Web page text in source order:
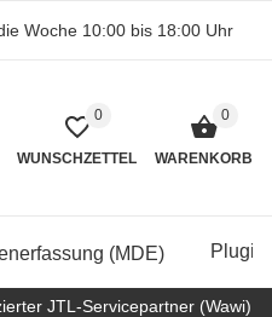
Woche 10:00 bis 18:00 Uhr
0
WUNSCHZETTEL
0
WARENKORB
(MDE)
JTL-Servicepartner (Wawi)